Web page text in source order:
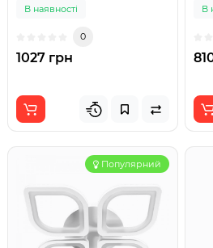
В наявності
0
1027 грн
В
Популярний